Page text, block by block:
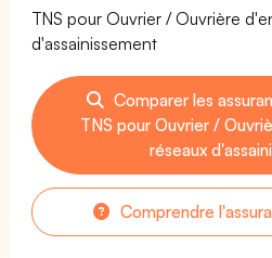
TNS pour Ouvrier / Ouvrière
d'assainissement
Comparer les
TNS pour Ouvrier /
réseaux
Comprendre